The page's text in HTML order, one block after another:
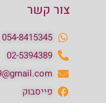
צור קשר
054-8415345
02-5394389
פייסבוק